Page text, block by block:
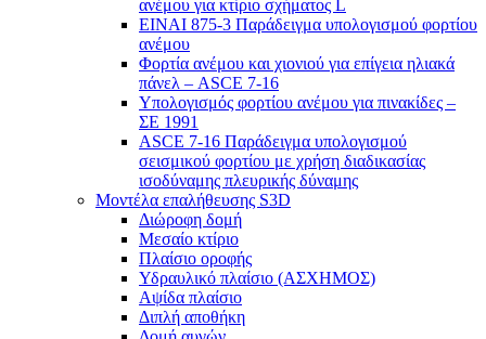
ανέμου για κτίριο σχήματος L
ΕΙΝΑΙ 875-3 Παράδειγμα υπολογισμού φορτίου
ανέμου
Φορτία ανέμου και χιονιού για επίγεια ηλιακά
πάνελ – ASCE 7-16
Υπολογισμός φορτίου ανέμου για πινακίδες –
ΣΕ 1991
ASCE 7-16 Παράδειγμα υπολογισμού
σεισμικού φορτίου με χρήση διαδικασίας
ισοδύναμης πλευρικής δύναμης
Μοντέλα επαλήθευσης S3D
Διώροφη δομή
Μεσαίο κτίριο
Πλαίσιο οροφής
Υδραυλικό πλαίσιο (ΑΣΧΗΜΟΣ)
Αψίδα πλαίσιο
Διπλή αποθήκη